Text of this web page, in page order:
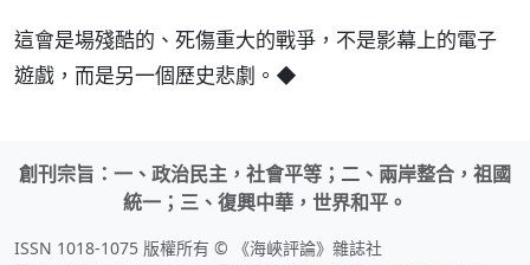
這會是場殘酷的、死傷重大的戰爭，不是影幕上的電子
遊戲，而是另一個歷史悲劇。◆
創刊宗旨：一、政治民主，社會平等；二、兩岸整合，祖國
統一；三、復興中華，世界和平。
ISSN 1018-1075 版權所有 © 《海峽評論》雜誌社